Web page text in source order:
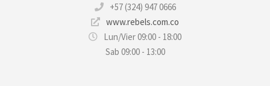
+57 (324) 947 0666
www.rebels.com.co
Lun/Vier 09:00 - 18:00
Sab 09:00 - 13:00